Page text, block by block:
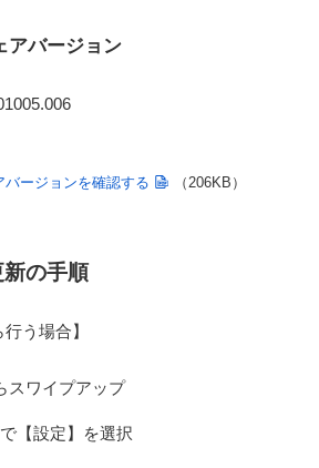
アバージョン
ージョンを確認する （206KB）
の手順
う場合】
スワイプアップ
【設定】を選択